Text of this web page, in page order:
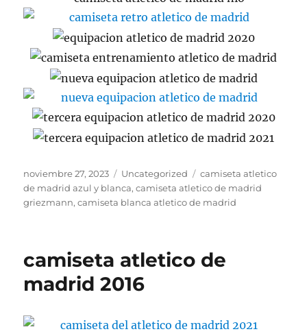
Publicado
el
noviembre 27, 2023 Categorías
Uncategorized Etiquetas
camiseta atletico
de madrid azul y blanca,camiseta atletico de madrid
griezmann,camiseta blanca atletico de madrid
camiseta atletico de
madrid 2016